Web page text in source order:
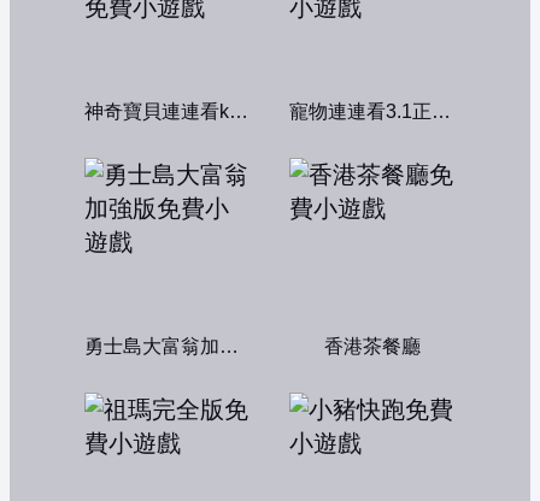
神奇寶貝連連看kawai版2004 寵物連連看3.1正式版
勇士島大富翁加強版 香港茶餐廳